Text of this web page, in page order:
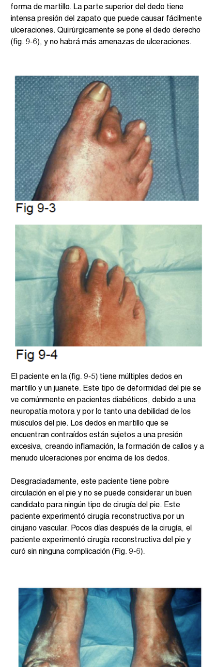
forma de martillo. La parte superior del dedo tiene
intensa presión del zapato que puede causar fácilmente
ulceraciones. Quirúrgicamente se pone el dedo derecho
(fig. 9-6), y no habrá más amenazas de ulceraciones.
El paciente en la (fig. 9-5) tiene múltiples dedos en
martillo y un juanete. Este tipo de deformidad del pie se
ve comúnmente en pacientes diabéticos, debido a una
neuropatía motora y por lo tanto una debilidad de los
músculos del pie. Los dedos en martillo que se
encuentran contraídos están sujetos a una presión
excesiva, creando inflamación, la formación de callos y a
menudo ulceraciones por encima de los dedos.
Desgraciadamente, este paciente tiene pobre
circulación en el pie y no se puede considerar un buen
candidato para ningún tipo de cirugía del pie. Este
paciente experimentó cirugía reconstructiva por un
cirujano vascular. Pocos días después de la cirugía, el
paciente experimentó cirugía reconstructiva del pie y
curó sin ninguna complicación (Fig. 9-6).